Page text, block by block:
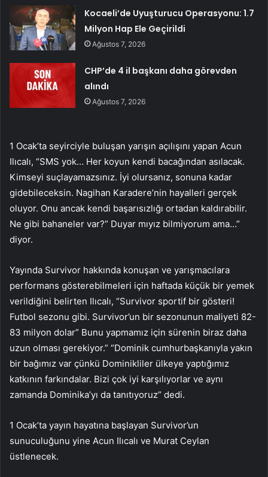
Kocaeli’de Uyuşturucu Operasyonu: 1.7
Milyon Hap Ele Geçirildi
Ağustos 7, 2026
CHP’de 4 il başkanı daha görevden
alındı
Ağustos 7, 2026
1 Ocak’ta seyirciyle buluşan yarışın açılışını yapan Acun
Ilıcalı, “SMS yok… Her koyun kendi bacağından asılacak.
Kimseyi suçlayamazsınız. İyi olursanız, sonuna kadar
gidebileceksin. Nagihan Karadere’nin hayalleri gerçek
oluyor. Onu ancak kendi başarısızlığı ortadan kaldırabilir.
Ne gibi bahaneler var?” Duyar mıyız bilmiyorum ama…”
diyor.
Yayında Survivor hakkında konuşan ve yarışmacılara
performans gösterebilmeleri için haftada küçük bir yemek
verildiğini belirten Ilıcalı, “Survivor sportif bir gösteri!
Futbol sezonu gibi. Survivor’un bir sezonunun maliyeti 82-
83 milyon dolar” Bunu yapmamız için sürenin biraz daha
uzun olması gerekiyor.” “Dominik cumhurbaşkanıyla yakın
bir bağımız var çünkü Dominikliler ülkeye yaptığımız
katkının farkındalar. Bizi çok iyi karşılıyorlar ve aynı
zamanda Dominika’yı da tanıtıyoruz” dedi.
1 Ocak’ta yayın hayatına başlayan Survivor’un
sunuculuğunu yine Acun Ilıcalı ve Murat Ceylan
üstlenecek.